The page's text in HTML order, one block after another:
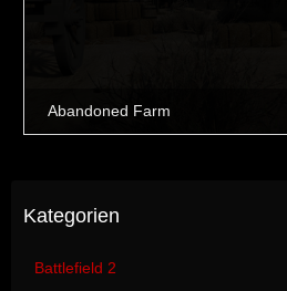
Kategorien
Battlefield 2